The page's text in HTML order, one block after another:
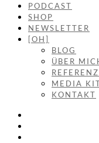
PODCAST
SHOP
NEWSLETTER
[OH]
BLOG
ÜBER
MEDIA
KONTAKT